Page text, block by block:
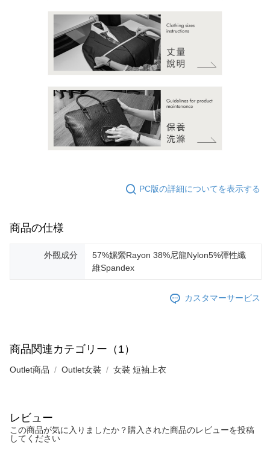
PC版の詳細についてを表示する
商品の仕様
外觀成分
57%嫘縈Rayon 38%尼龍Nylon5%彈性纖
維Spandex
カスタマーサービス
商品関連カテゴリー（1）
Outlet商品 Outlet女裝 女裝 短袖上衣
レビュー
この商品が気に入りましたか？購入された商品のレビューを投稿
してください